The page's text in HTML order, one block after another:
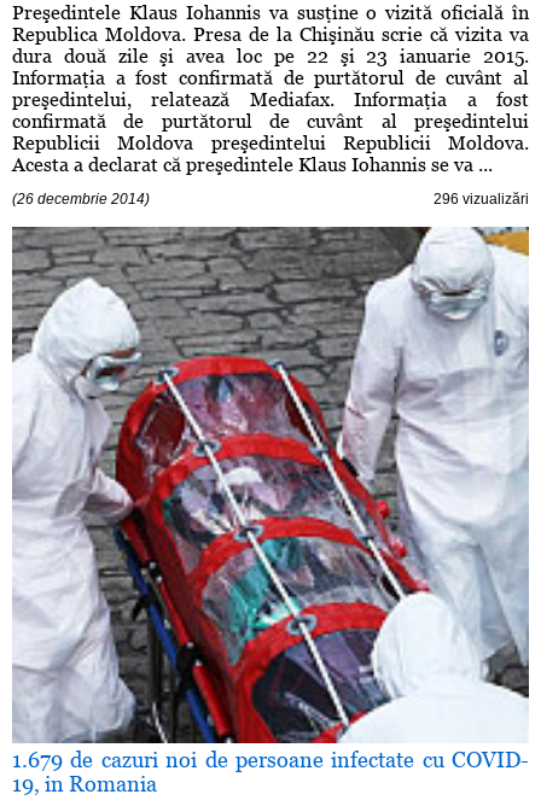
Preşedintele Klaus Iohannis va susţine o vizită oficială în
Republica Moldova. Presa de la Chişinău scrie că vizita va
dura două zile şi avea loc pe 22 şi 23 ianuarie 2015.
Informaţia a fost confirmată de purtătorul de cuvânt al
preşedintelui, relatează Mediafax. Informaţia a fost
confirmată de purtătorul de cuvânt al preşedintelui
Republicii Moldova preşedintelui Republicii Moldova.
Acesta a declarat că preşedintele Klaus Iohannis se va ...
(26 decembrie 2014) 296 vizualizări
1.679 de cazuri noi de persoane infectate cu COVID-
19, in Romania